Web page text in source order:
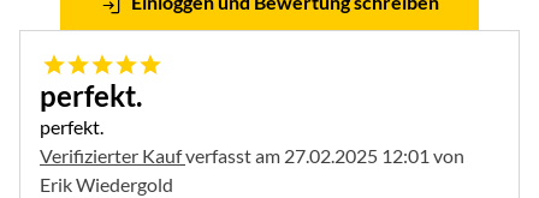
5 von 5
perfekt.
perfekt.
Verifizierter Kaufverfasst am 27.02.2025 12:01 von
Erik Wiedergold